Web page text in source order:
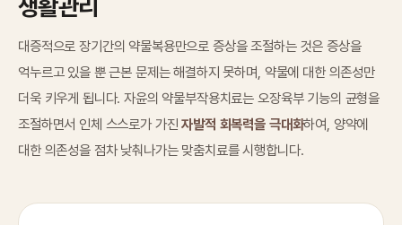
생활관리
대증적으로 장기간의 약물복용만으로 증상을 조절하는 것은 증상을
억누르고 있을 뿐 근본 문제는 해결하지 못하며, 약물에 대한 의존성만
더욱 키우게 됩니다. 자윤의 약물부작용치료는 오장육부 기능의 균형을
조절하면서 인체 스스로가 가진자발적 회복력을 극대화하여, 양약에
대한 의존성을 점차 낮춰나가는 맞춤치료를 시행합니다.